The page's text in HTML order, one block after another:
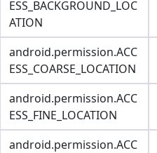
ESS_BACKGROUND_LOC
ATION
android.permission.ACC
ESS_COARSE_LOCATION
android.permission.ACC
ESS_FINE_LOCATION
android.permission.ACC